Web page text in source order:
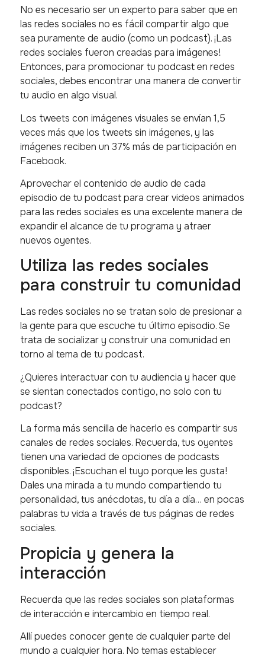
No es necesario ser un experto para saber que en
las redes sociales no es fácil compartir algo que
sea puramente de audio (como un podcast). ¡Las
redes sociales fueron creadas para imágenes!
Entonces, para promocionar tu podcast en redes
sociales, debes encontrar una manera de convertir
tu audio en algo visual.
Los tweets con imágenes visuales se envían 1,5
veces más que los tweets sin imágenes, y las
imágenes reciben un 37% más de participación en
Facebook.
Aprovechar el contenido de audio de cada
episodio de tu podcast para crear videos animados
para las redes sociales es una excelente manera de
expandir el alcance de tu programa y atraer
nuevos oyentes.
Utiliza las redes sociales
para construir tu comunidad
Las redes sociales no se tratan solo de presionar a
la gente para que escuche tu último episodio. Se
trata de socializar y construir una comunidad en
torno al tema de tu podcast.
¿Quieres interactuar con tu audiencia y hacer que
se sientan conectados contigo, no solo con tu
podcast?
La forma más sencilla de hacerlo es compartir sus
canales de redes sociales. Recuerda, tus oyentes
tienen una variedad de opciones de podcasts
disponibles. ¡Escuchan el tuyo porque les gusta!
Dales una mirada a tu mundo compartiendo tu
personalidad, tus anécdotas, tu día a día… en pocas
palabras tu vida a través de tus páginas de redes
sociales.
Propicia y genera la
interacción
Recuerda que las redes sociales son plataformas
de interacción e intercambio en tiempo real.
Allí puedes conocer gente de cualquier parte del
mundo a cualquier hora. No temas establecer